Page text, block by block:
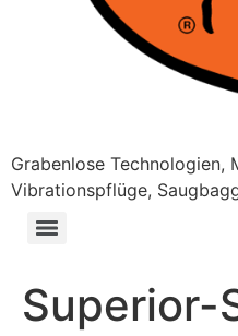
Grabenlose Technologien,
Vibrationspflüge,
Superior-